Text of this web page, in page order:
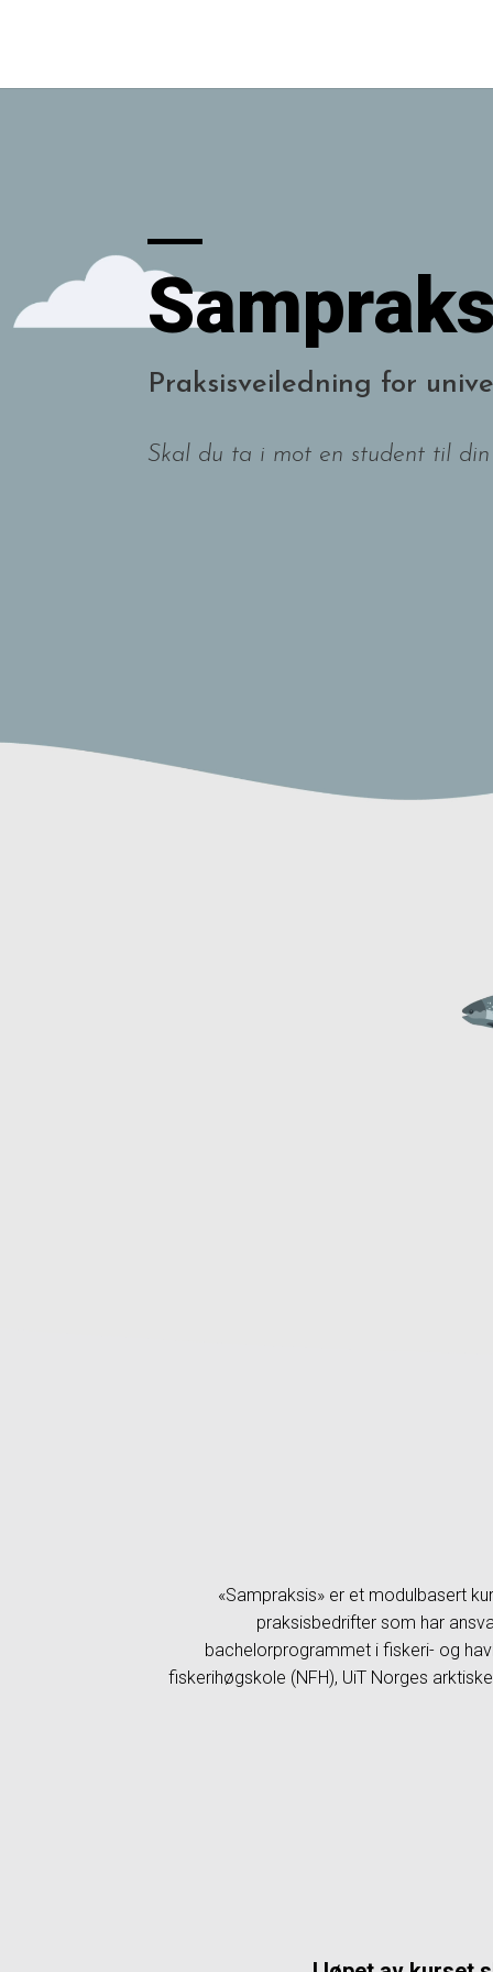
Praksisveiledning for
Skal du ta i mot en student til
«Sampraksis» er et modulbasert
praksisbedrifter som har
bachelorprogrammet i fiskeri- og
fiskerihøgskole (NFH), UiT Norges